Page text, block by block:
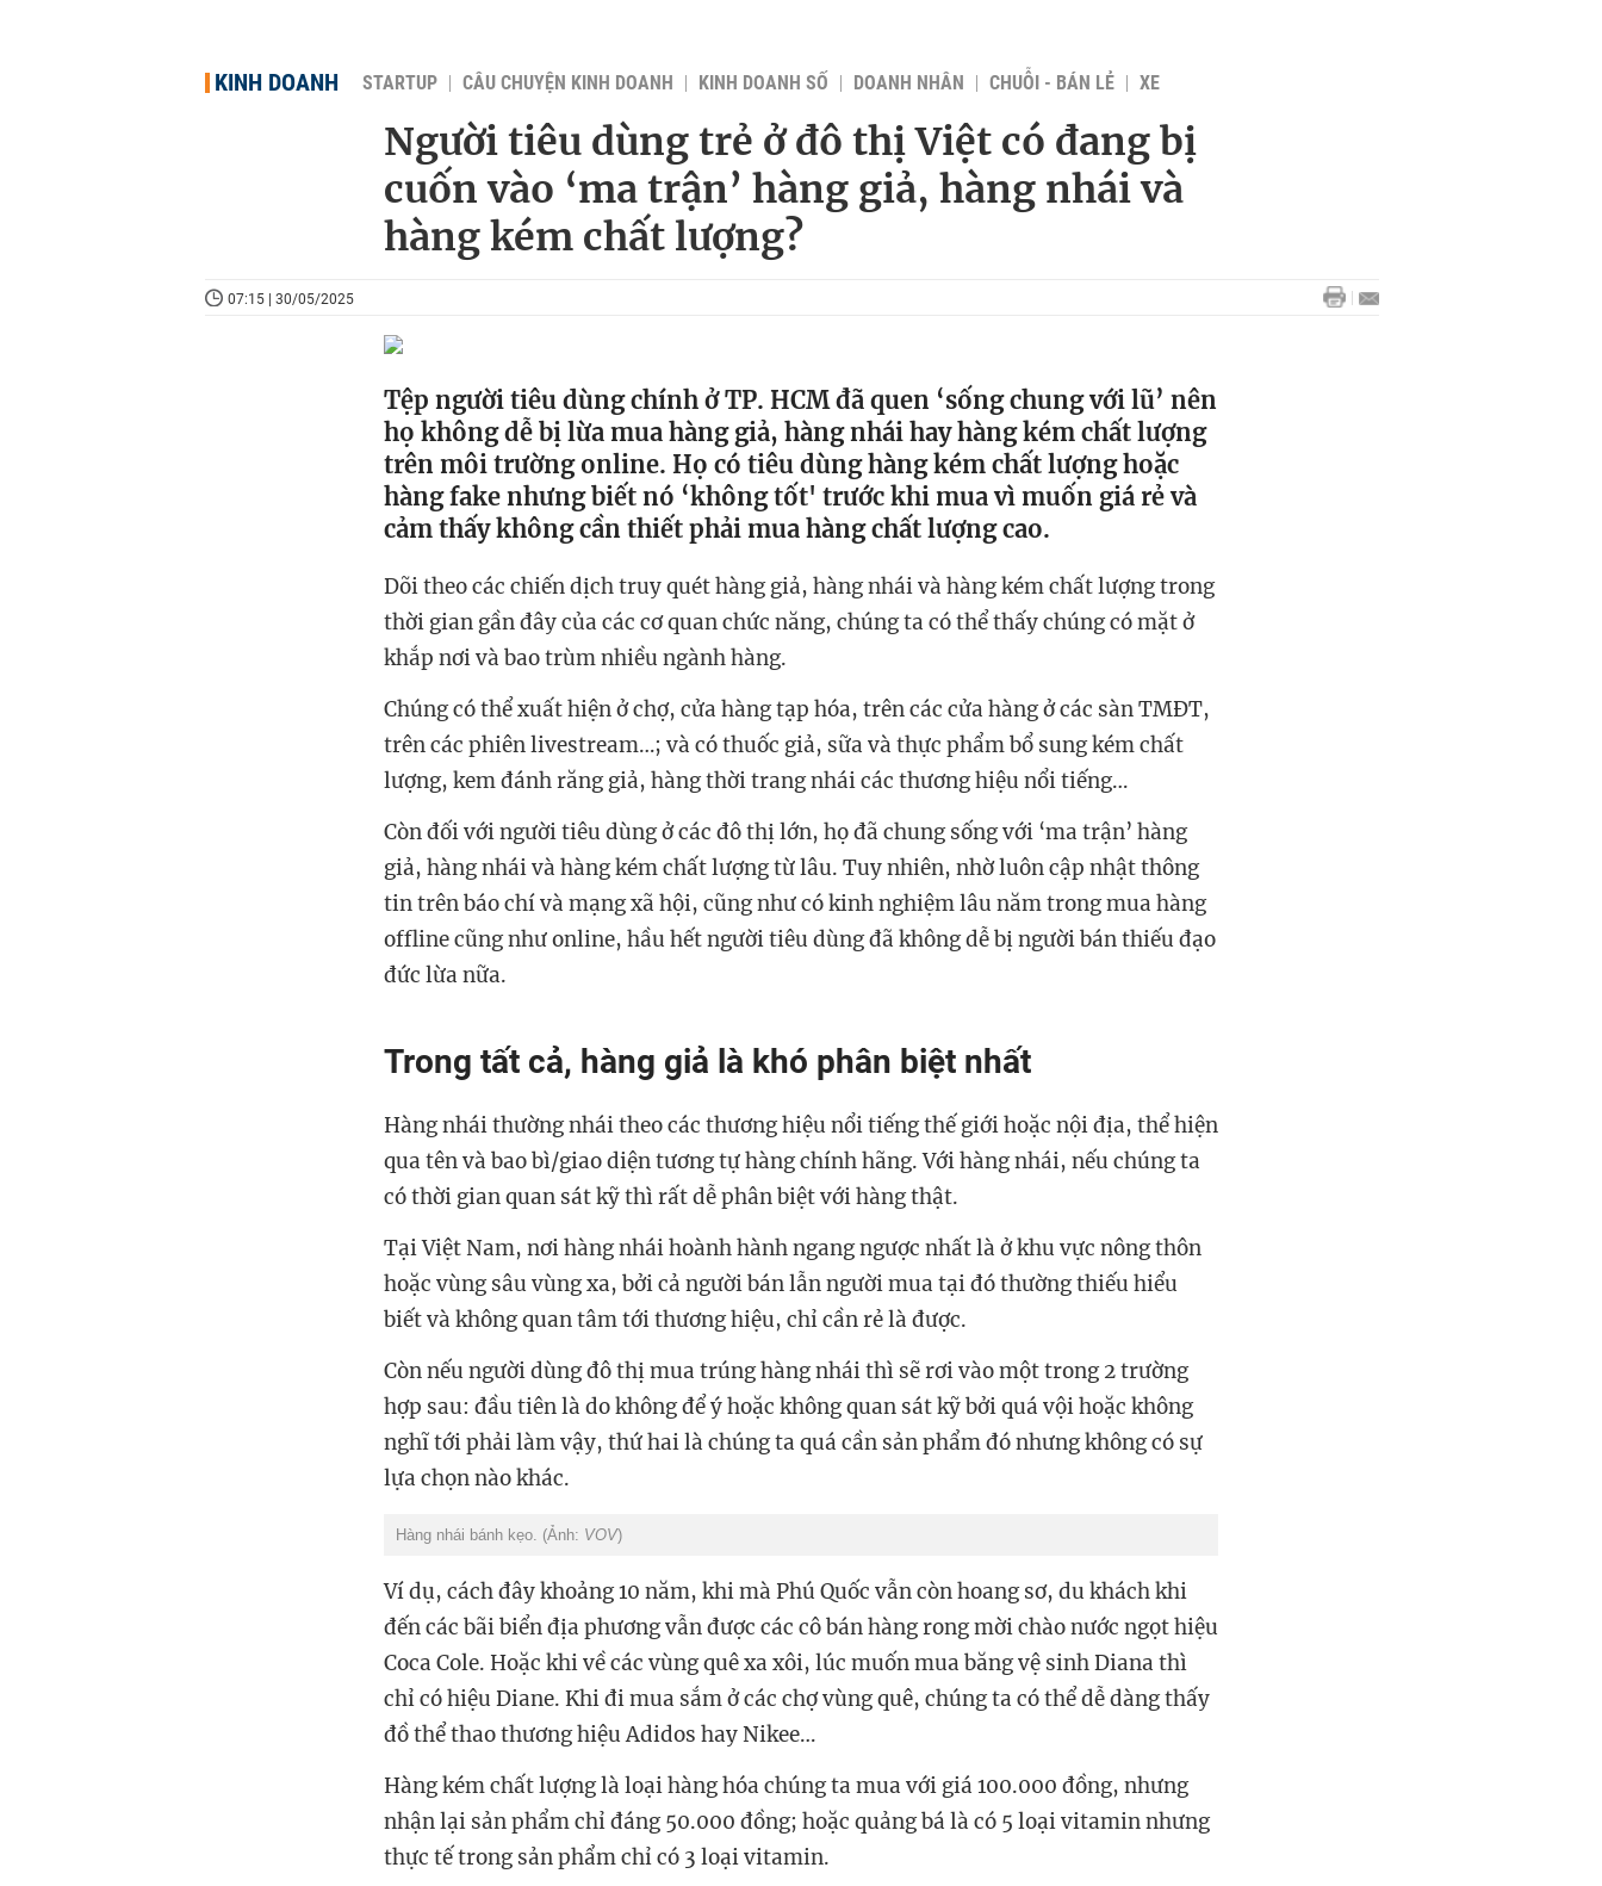
KINH DOANH STARTUP CÂU CHUYỆN KINH DOANH KINH DOANH SỐ DOANH NHÂN CHUỖI - BÁN LẺ XE
Người tiêu dùng trẻ ở đô thị Việt có đang bị
cuốn vào ‘ma trận’ hàng giả, hàng nhái và
hàng kém chất lượng?
07:15 | 30/05/2025
Tệp người tiêu dùng chính ở TP. HCM đã quen ‘sống chung với lũ’ nên
họ không dễ bị lừa mua hàng giả, hàng nhái hay hàng kém chất lượng
trên môi trường online. Họ có tiêu dùng hàng kém chất lượng hoặc
hàng fake nhưng biết nó ‘không tốt' trước khi mua vì muốn giá rẻ và
cảm thấy không cần thiết phải mua hàng chất lượng cao.
Dõi theo các chiến dịch truy quét hàng giả, hàng nhái và hàng kém chất lượng trong
thời gian gần đây của các cơ quan chức năng, chúng ta có thể thấy chúng có mặt ở
khắp nơi và bao trùm nhiều ngành hàng.
Chúng có thể xuất hiện ở chợ, cửa hàng tạp hóa, trên các cửa hàng ở các sàn TMĐT,
trên các phiên livestream…; và có thuốc giả, sữa và thực phẩm bổ sung kém chất
lượng, kem đánh răng giả, hàng thời trang nhái các thương hiệu nổi tiếng…
Còn đối với người tiêu dùng ở các đô thị lớn, họ đã chung sống với ‘ma trận’ hàng
giả, hàng nhái và hàng kém chất lượng từ lâu. Tuy nhiên, nhờ luôn cập nhật thông
tin trên báo chí và mạng xã hội, cũng như có kinh nghiệm lâu năm trong mua hàng
offline cũng như online, hầu hết người tiêu dùng đã không dễ bị người bán thiếu đạo
đức lừa nữa.
Trong tất cả, hàng giả là khó phân biệt nhất
Hàng nhái thường nhái theo các thương hiệu nổi tiếng thế giới hoặc nội địa, thể hiện
qua tên và bao bì/giao diện tương tự hàng chính hãng. Với hàng nhái, nếu chúng ta
có thời gian quan sát kỹ thì rất dễ phân biệt với hàng thật.
Tại Việt Nam, nơi hàng nhái hoành hành ngang ngược nhất là ở khu vực nông thôn
hoặc vùng sâu vùng xa, bởi cả người bán lẫn người mua tại đó thường thiếu hiểu
biết và không quan tâm tới thương hiệu, chỉ cần rẻ là được.
Còn nếu người dùng đô thị mua trúng hàng nhái thì sẽ rơi vào một trong 2 trường
hợp sau: đầu tiên là do không để ý hoặc không quan sát kỹ bởi quá vội hoặc không
nghĩ tới phải làm vậy, thứ hai là chúng ta quá cần sản phẩm đó nhưng không có sự
lựa chọn nào khác.
Hàng nhái bánh kẹo. (Ảnh: VOV)
Ví dụ, cách đây khoảng 10 năm, khi mà Phú Quốc vẫn còn hoang sơ, du khách khi
đến các bãi biển địa phương vẫn được các cô bán hàng rong mời chào nước ngọt hiệu
Coca Cole. Hoặc khi về các vùng quê xa xôi, lúc muốn mua băng vệ sinh Diana thì
chỉ có hiệu Diane. Khi đi mua sắm ở các chợ vùng quê, chúng ta có thể dễ dàng thấy
đồ thể thao thương hiệu Adidos hay Nikee…
Hàng kém chất lượng là loại hàng hóa chúng ta mua với giá 100.000 đồng, nhưng
nhận lại sản phẩm chỉ đáng 50.000 đồng; hoặc quảng bá là có 5 loại vitamin nhưng
thực tế trong sản phẩm chỉ có 3 loại vitamin.